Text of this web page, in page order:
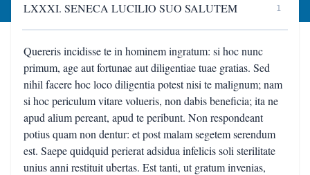
LXXXI. SENECA LUCILIO SUO SALUTEM 1
Quereris incidisse te in hominem ingratum: si hoc nunc
primum, age aut fortunae aut diligentiae tuae gratias. Sed
nihil facere hoc loco diligentia potest nisi te malignum; nam
si hoc periculum vitare volueris, non dabis beneficia; ita ne
apud alium pereant, apud te peribunt. Non respondeant
potius quam non dentur: et post malam segetem serendum
est. Saepe quidquid perierat adsidua infelicis soli sterilitate
unius anni restituit ubertas. Est tanti, ut gratum invenias,